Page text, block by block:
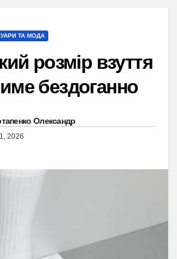
ТА МОДА
розмір взуття
бездоганно
Олександр
2026